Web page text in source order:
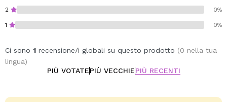
2 0%
1 0%
Ci sono 1 recensione/i globali su questo prodotto (0 nella tua
lingua)
PIÙ VOTATEPIÙ VECCHIEPIÙ RECENTI